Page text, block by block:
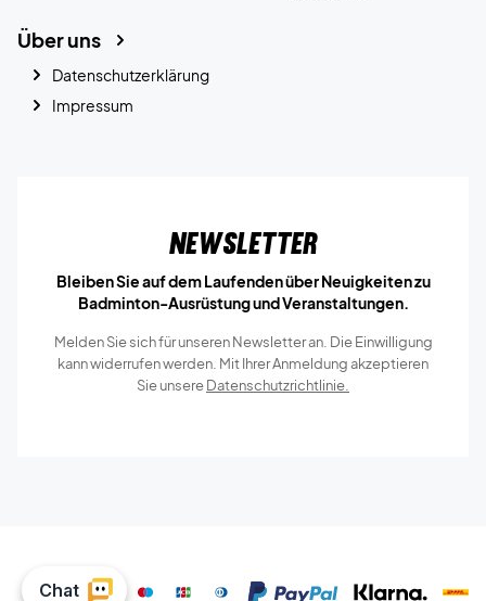
Über uns
Datenschutzerklärung
Impressum
Newsletter
Bleiben Sie auf dem Laufenden über Neuigkeiten zu
Badminton-Ausrüstung und Veranstaltungen.
Melden Sie sich für unseren Newsletter an. Die Einwilligung
kann widerrufen werden. Mit Ihrer Anmeldung akzeptieren
Sie unsereDatenschutzrichtlinie.